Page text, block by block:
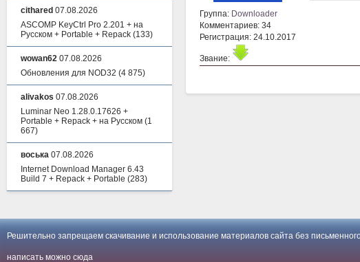
Группа: Downloader
Комментариев: 34
Регистрация: 24.10.2017
Звание:
cithared 07.08.2026
ASCOMP KeyCtrl Pro 2.201 + на
Русском + Portable + Repack (133)
wowan62 07.08.2026
Обновления для NOD32 (4 875)
alivakos 07.08.2026
Luminar Neo 1.28.0.17626 +
Portable + Repack + на Русском (1
667)
воська 07.08.2026
Internet Download Manager 6.43
Build 7 + Repack + Portable (283)
Решительно запрещаем скачивание и использование материалов сайта без
написать можно сюда